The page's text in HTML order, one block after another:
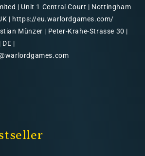
| Unit 1 Central Court | Nottingham
| https://eu.warlordgames.com/
Münzer | Peter-Krahe-Strasse 30 |
|